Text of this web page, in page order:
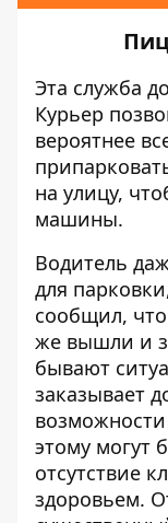
Эта служба
Курьер
вероятнее
на улицу,
машины.
Водитель
для
сообщил,
же вышли и
бывают
заказывает
этому могут
отсутствие
здоровьем.